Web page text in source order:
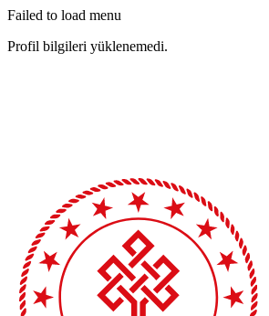
Failed to load menu
Profil bilgileri yüklenemedi.